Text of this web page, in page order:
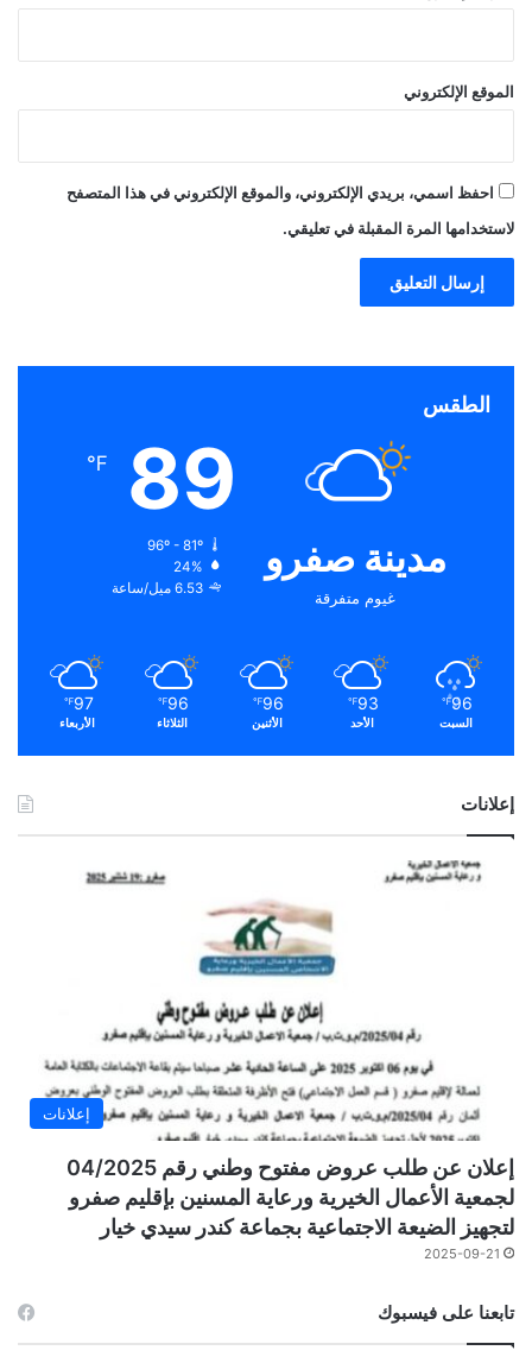
الموقع الإلكتروني
احفظ اسمي، بريدي الإلكتروني، والموقع الإلكتروني في هذا المتصفح
لاستخدامها المرة المقبلة في تعليقي.
الطقس
مدينة صفرو
غيوم متفرقة
89
℉
96º - 81º
24%
6.53 ميل/ساعة
96
℉
السبت
93
℉
الأحد
96
℉
الأثنين
96
℉
الثلاثاء
97
℉
الأربعاء
إعلانات
إعلانات
إعلان عن طلب عروض مفتوح وطني رقم 04/2025
لجمعية الأعمال الخيرية ورعاية المسنين بإقليم صفرو
لتجهيز الضيعة الاجتماعية بجماعة كندر سيدي خيار
2025-09-21
تابعنا على فيسبوك